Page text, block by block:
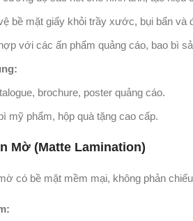
bề mặt giấy khỏi trầy xước, bụi bẩn và
với các ấn phẩm quảng cáo, bao bì
brochure, poster quảng cáo.
mỹ phẩm, hộp quà tặng cao cấp.
Mờ (Matte Lamination)
có bề mặt mềm mại, không phản